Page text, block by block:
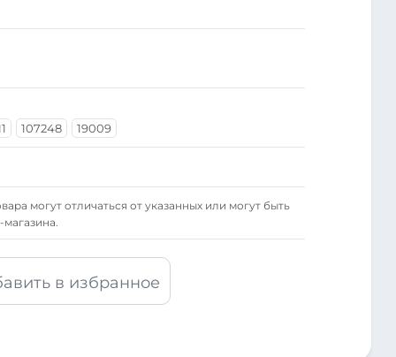
107248 19009
могут отличаться от указанных или могут быть
в избранное